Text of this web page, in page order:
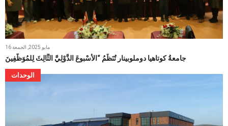
16 مايو 2025, الجمعة
جامعةُ كوتاهيا دوملوبينار تُنَظِّمُ “الأُسْبوعَ الدَّوْلِيَّ الثَّالِثَ لِلمُوَظَّفِينَ
الوحدات